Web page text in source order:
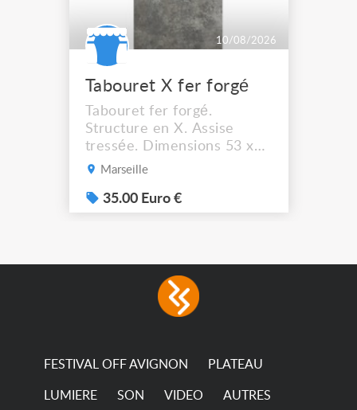
10/08/2026
Tabouret X fer forgé
Tabouret fer forgé.
Structure en X. Assise
tressée. Dimensions 53 x
44 cm. Hauteur assise :
récupérer à Marseille
13012.
Marseille
35.00 Euro €
FESTIVAL OFF AVIGNON PLATEAU
LUMIERE SON VIDEO AUTRES